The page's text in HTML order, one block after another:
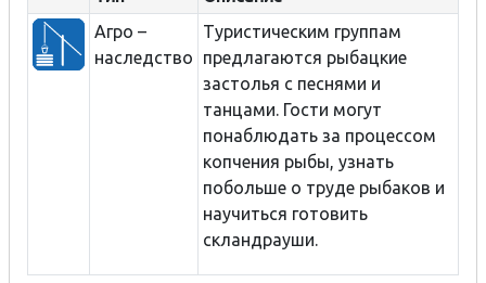
Агро –
наследство
Туристическим группам
предлагаются рыбацкие
застолья с песнями и
танцами. Гости могут
понаблюдать за процессом
копчения рыбы, узнать
побольше о труде рыбаков и
научиться готовить
скландрауши.